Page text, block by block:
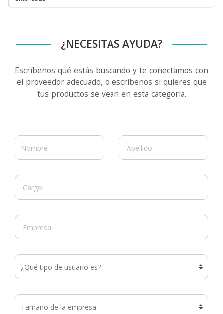
¿NECESITAS AYUDA?
Escríbenos qué estás buscando y te conectamos con
el proveedor adecuado, o escríbenos si quieres que
tus productos se vean en esta categoría.